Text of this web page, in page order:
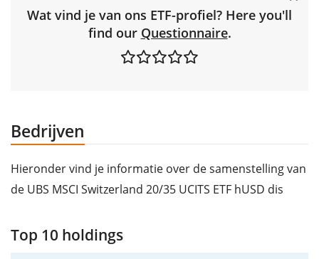
Wat vind je van ons ETF-profiel? Here you'll
find our Questionnaire.
Bedrijven
Hieronder vind je informatie over de samenstelling van
de UBS MSCI Switzerland 20/35 UCITS ETF hUSD dis
Top 10 holdings